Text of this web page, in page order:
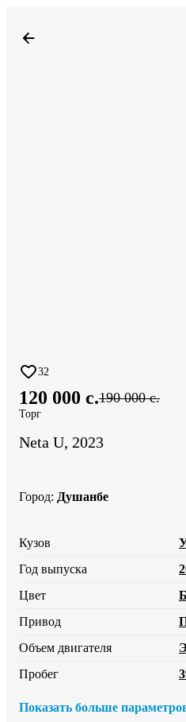
32
120 000 c.190 000 c.
Торг
Neta U, 2023
Город: Душанбе
Кузов
Год выпуска
Цвет
Привод
Объем двигателя
Пробег
Показать больше